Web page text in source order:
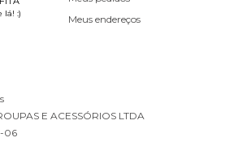
lá! :)
Meus endereços
E ACESSÓRIOS LTDA
06